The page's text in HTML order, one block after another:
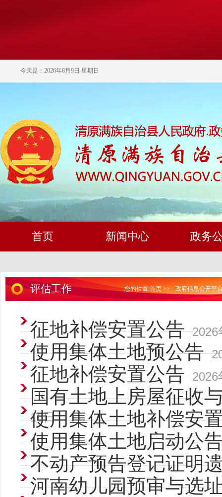
今天是：2026年8月9日 星期日
首页 新闻中心 政务
评估工作 您的位置:首页 >> 政府信息公开平
征地补偿安置公告 2026
使用集体土地预公告
征地补偿安置公告 2026
国有土地上房屋征收
16日
使用集体土地补偿安
使用集体土地启动公
不动产预告登记证明
河南幼儿园预审与选